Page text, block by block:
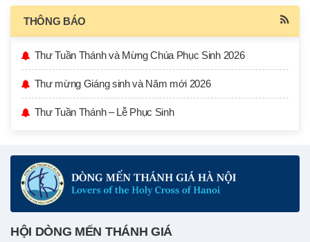
THÔNG BÁO
Thư Tuần Thánh và Mừng Chúa Phục Sinh 2026
Thư mừng Giáng sinh và Năm mới 2026
Thư Tuần Thánh – Lễ Phục Sinh
HỘI DÒNG MẾN THÁNH GIÁ